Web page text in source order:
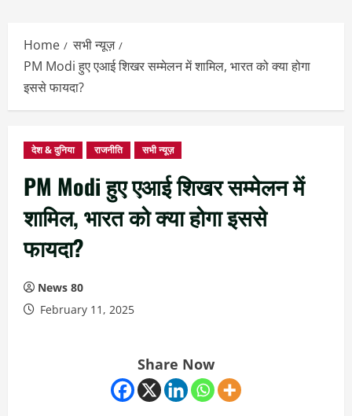
Home
सभी न्यूज़
PM Modi हुए एआई शिखर सम्मेलन में शामिल, भारत को क्या होगा
इससे फायदा?
देश & दुनिया राजनीति सभी न्यूज़
PM Modi हुए एआई शिखर सम्मेलन में
शामिल, भारत को क्या होगा इससे
फायदा?
News 80
February 11, 2025
Share Now